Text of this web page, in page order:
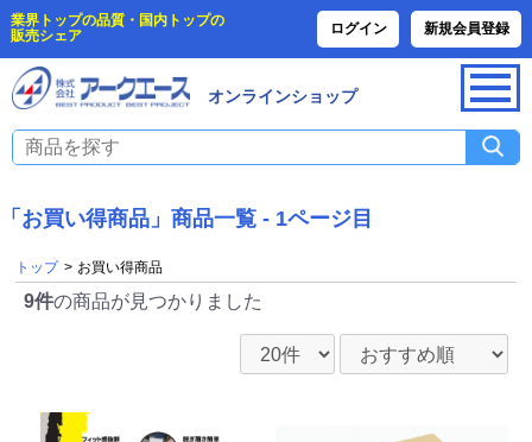
業界トップの品質・国内トップの
販売シェア
ログイン 新規会員登録
オンラインショップ
「お買い得商品」商品一覧 - 1ページ目
トップ > お買い得商品
9件の商品が見つかりました